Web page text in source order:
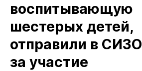
воспитывающую
шестерых детей,
отправили в СИЗО
за участие